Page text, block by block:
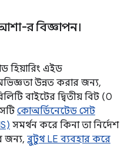
র বিজ্ঞাপন।
হিয়ারিং এইড
উন্নত করার জন্য,
বাইটের দ্বিতীয় বিট (0
কোঅর্ডিনেটেড সেট
সমর্থন করে কিনা তা নির্দেশ
জন্য, ব্লুটুথ LE ব্যবহার করে